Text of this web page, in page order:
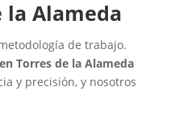
la Alameda
de trabajo.
Torres de la Alameda
y precisión, y nosotros